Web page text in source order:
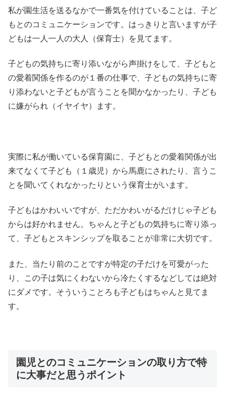
私が園生活を送るなかで一番気を付けていることは、子ど
もとのコミュニケーションです。はっきりと言いますが子
どもは一人一人の大人（保育士）を見てます。
子どもの気持ちに寄り添いながら声掛けをして、子どもと
の愛着関係を作るのが１番の仕事で、子どもの気持ちに寄
り添わないと子どもが言うことを聞かなかったり、子ども
に嫌がられ（イヤイヤ）ます。
実際に私が働いている保育園に、子どもとの愛着関係が出
来てなくて子ども（１歳児）から馬鹿にされたり、言うこ
とを聞いてくれなかったりという保育士がいます。
子どもはかわいいですが、ただかわいがるだけじゃ子ども
からは好かれません。ちゃんと子どもの気持ちに寄り添っ
て、子どもとスキンシップを取ることが非常に大切です。
また、当たり前のことですが特定の子だけを可愛がった
り、この子は気にくわないから冷たくするなどしては絶対
にダメです。そういうことろも子どもはちゃんと見てま
す。
園児とのコミュニケーションの取り方で特
に大事だと思うポイント